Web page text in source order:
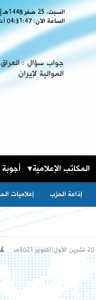
السبت، 25 صَفر 1448 هـ
الساعة الان:04:31:48
جواب سؤال :
الموالية لإيران
المكاتب الإعلامية أجوبة
إذاعة الحزب إعلاميات